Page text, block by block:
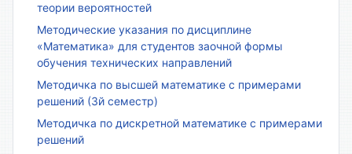
теории вероятностей
Методические указания по дисциплине
«Математика» для студентов заочной формы
обучения технических направлений
Методичка по высшей математике с примерами
решений (3й семестр)
Методичка по дискретной математике с примерами
решений